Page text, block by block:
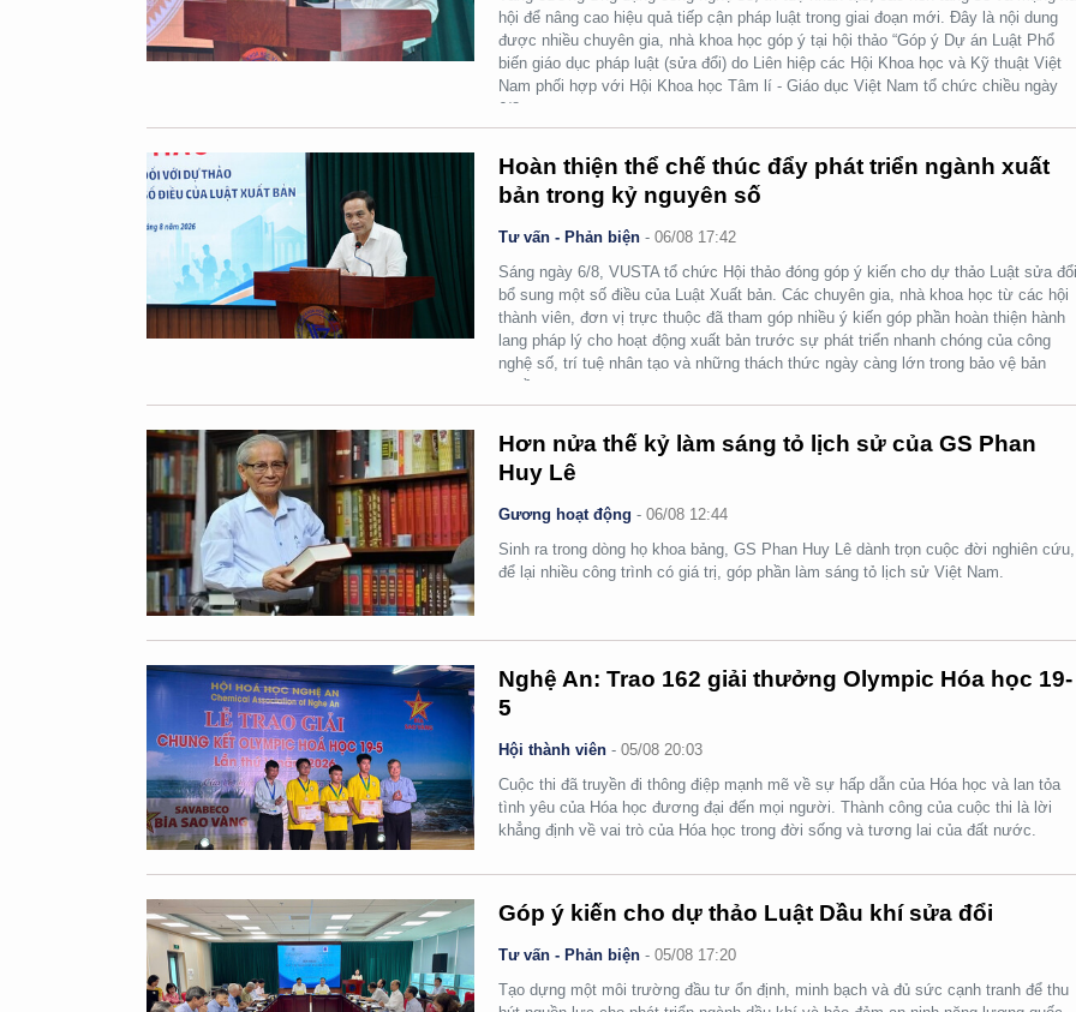
hội để nâng cao hiệu quả tiếp cận pháp luật trong giai đoạn mới. Đây là nội dung
được nhiều chuyên gia, nhà khoa học góp ý tại hội thảo “Góp ý Dự án Luật Phổ
biến giáo dục pháp luật (sửa đổi) do Liên hiệp các Hội Khoa học và Kỹ thuật Việt
Nam phối hợp với Hội Khoa học Tâm lí - Giáo dục Việt Nam tổ chức chiều ngày
6/8.
Hoàn thiện thể chế thúc đẩy phát triển ngành xuất
bản trong kỷ nguyên số
Tư vấn - Phản biện -06/08 17:42
Sáng ngày 6/8, VUSTA tổ chức Hội thảo đóng góp ý kiến cho dự thảo Luật sửa
bổ sung một số điều của Luật Xuất bản. Các chuyên gia, nhà khoa học từ các hội
thành viên, đơn vị trực thuộc đã tham góp nhiều ý kiến góp phần hoàn thiện hành
lang pháp lý cho hoạt động xuất bản trước sự phát triển nhanh chóng của công
nghệ số, trí tuệ nhân tạo và những thách thức ngày càng lớn trong bảo vệ bản
quyền.
Hơn nửa thế kỷ làm sáng tỏ lịch sử của GS Phan
Huy Lê
Gương hoạt động -06/08 12:44
Sinh ra trong dòng họ khoa bảng, GS Phan Huy Lê dành trọn cuộc đời nghiên cứu,
để lại nhiều công trình có giá trị, góp phần làm sáng tỏ lịch sử Việt Nam.
Nghệ An: Trao 162 giải thưởng Olympic Hóa học 19-
5
Hội thành viên -05/08 20:03
Cuộc thi đã truyền đi thông điệp mạnh mẽ về sự hấp dẫn của Hóa học và lan tỏa
tình yêu của Hóa học đương đại đến mọi người. Thành công của cuộc thi là lời
khẳng định về vai trò của Hóa học trong đời sống và tương lai của đất nước.
Góp ý kiến cho dự thảo Luật Dầu khí sửa đổi
Tư vấn - Phản biện -05/08 17:20
Tạo dựng một môi trường đầu tư ổn định, minh bạch và đủ sức cạnh tranh để thu